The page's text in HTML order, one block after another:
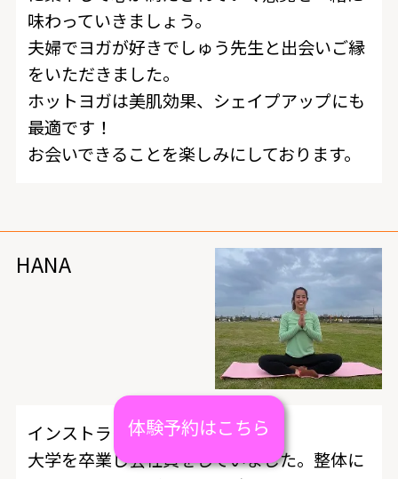
味わっていきましょう。
夫婦でヨガが好きでしゅう先生と出会いご縁
をいただきました。
ホットヨガは美肌効果、シェイプアップにも
最適です！
お会いできることを楽しみにしております。
HANA
インストラクターのHana です。
大学を卒業し会社員をしていました。整体に
体験予約はこちら